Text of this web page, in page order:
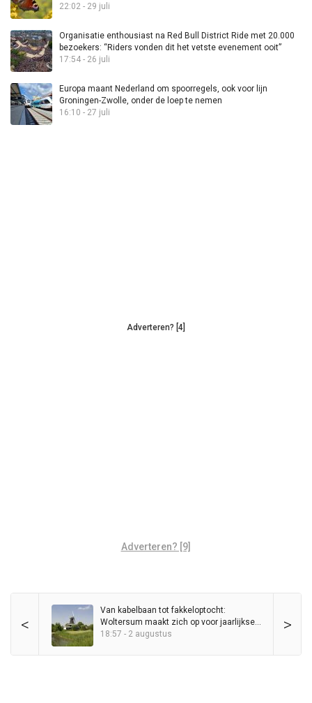
22:02 - 29 juli
Organisatie enthousiast na Red Bull District Ride met 20.000
bezoekers: “Riders vonden dit het vetste evenement ooit”
17:54 - 26 juli
Europa maant Nederland om spoorregels, ook voor lijn
Groningen-Zwolle, onder de loep te nemen
16:10 - 27 juli
Adverteren? [4]
Adverteren? [9]
< >
Van kabelbaan tot fakkeloptocht:
Woltersum maakt zich op voor jaarlijkse
Zomerdagen
18:57 - 2 augustus